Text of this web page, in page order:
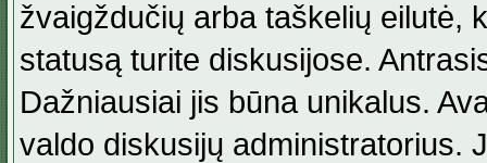
žvaigždučių arba taškelių eilutė,
statusą turite diskusijose.
Dažniausiai jis būna unikalus.
valdo diskusijų administratorius.